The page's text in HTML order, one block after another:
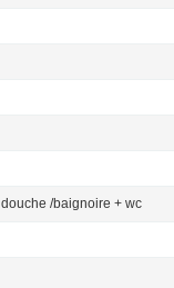
douche /baignoire + wc